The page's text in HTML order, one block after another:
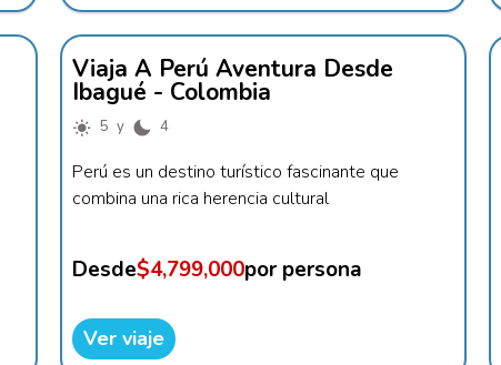
Viaja A Perú Aventura Desde
Ibagué - Colombia
5 y 4
Perú es un destino turístico fascinante que
combina una rica herencia cultural
Desde$4,799,000por persona
Ver viaje